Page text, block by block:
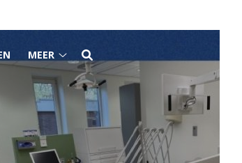
MEER
Meer
submenu